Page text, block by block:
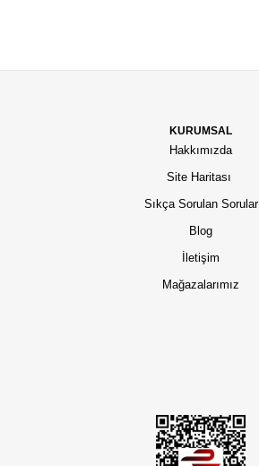
KURUMSAL
Hakkımızda
Site Haritası
Sıkça Sorulan Sorular
Blog
İletişim
Mağazalarımız